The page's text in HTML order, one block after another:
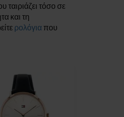
τόσο σε
και τη
ρολόγια που